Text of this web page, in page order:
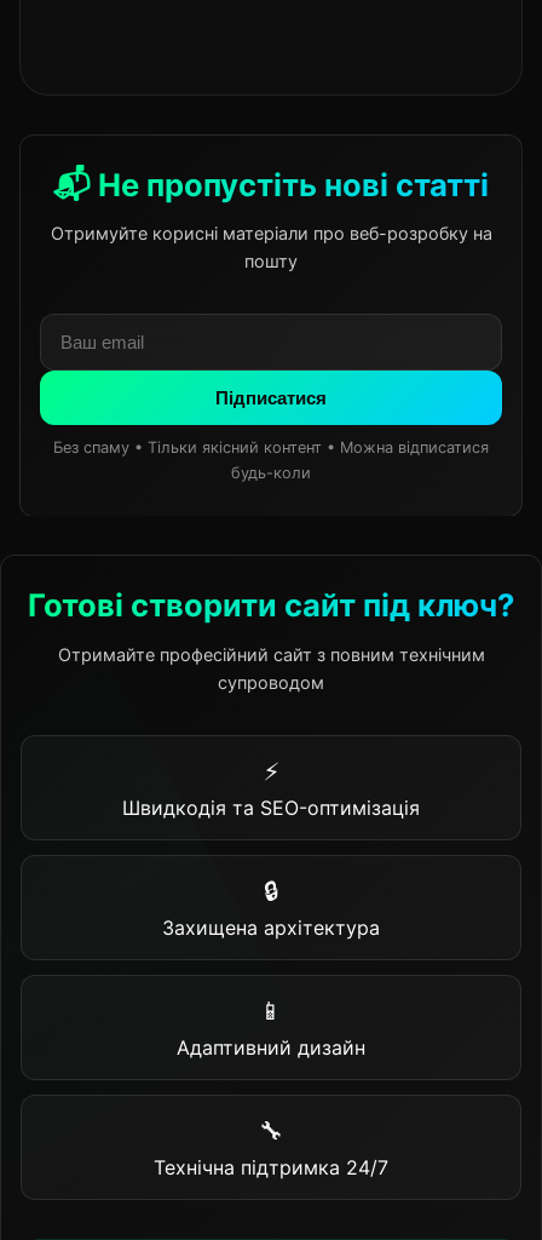
📬 Не пропустіть нові статті
Отримуйте корисні матеріали про веб-розробку на
пошту
Підписатися
Без спаму • Тільки якісний контент • Можна відписатися
будь-коли
Готові створити сайт під ключ?
Отримайте професійний сайт з повним технічним
супроводом
⚡
Швидкодія та SEO-оптимізація
🔒
Захищена архітектура
📱
Адаптивний дизайн
🔧
Технічна підтримка 24/7